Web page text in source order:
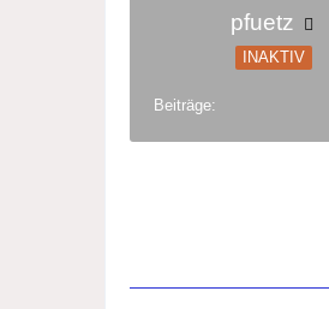
pfuetz
INAKTIV
Beiträge